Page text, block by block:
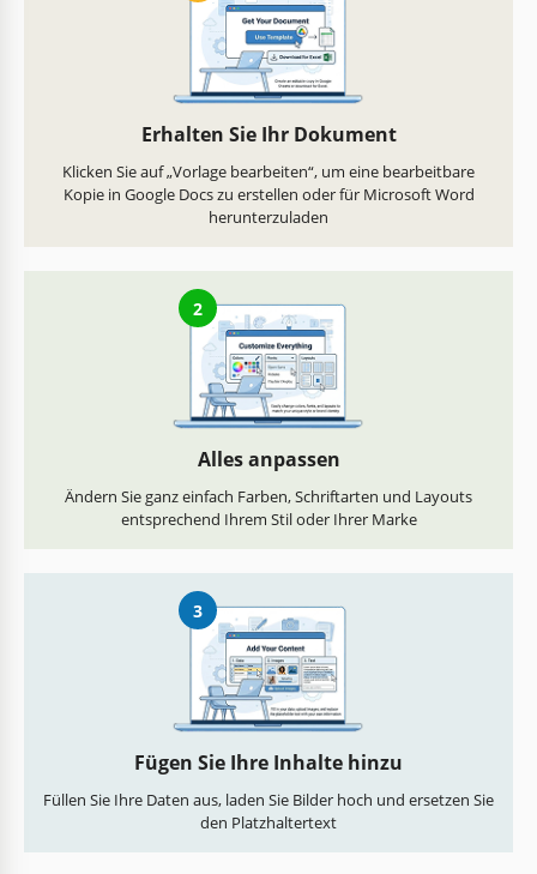
Erhalten Sie Ihr Dokument
Klicken Sie auf „Vorlage bearbeiten“, um eine bearbeitbare
Kopie in Google Docs zu erstellen oder für Microsoft Word
herunterzuladen
2
Alles anpassen
Ändern Sie ganz einfach Farben, Schriftarten und Layouts
entsprechend Ihrem Stil oder Ihrer Marke
3
Fügen Sie Ihre Inhalte hinzu
Füllen Sie Ihre Daten aus, laden Sie Bilder hoch und ersetzen Sie
den Platzhaltertext